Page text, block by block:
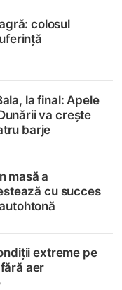
colosul
la final: Apele
va crește
barje
masă a
cu succes
extreme pe
aer